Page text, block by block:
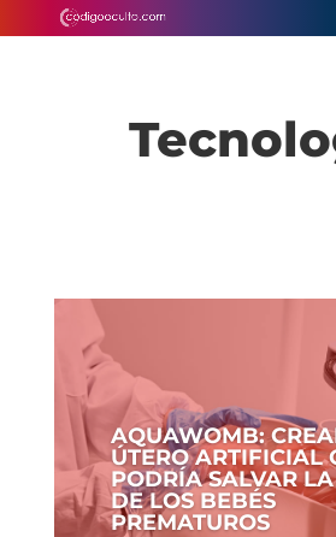
AQUAWOMB:
ÚTERO ARTIFICIAL
PODRÍA SALVAR
DE LOS BEBÉS
PREMATUROS